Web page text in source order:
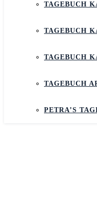
TAGEBUCH
TAGEBUCH
TAGEBUCH
TAGEBUCH
PETRA’S